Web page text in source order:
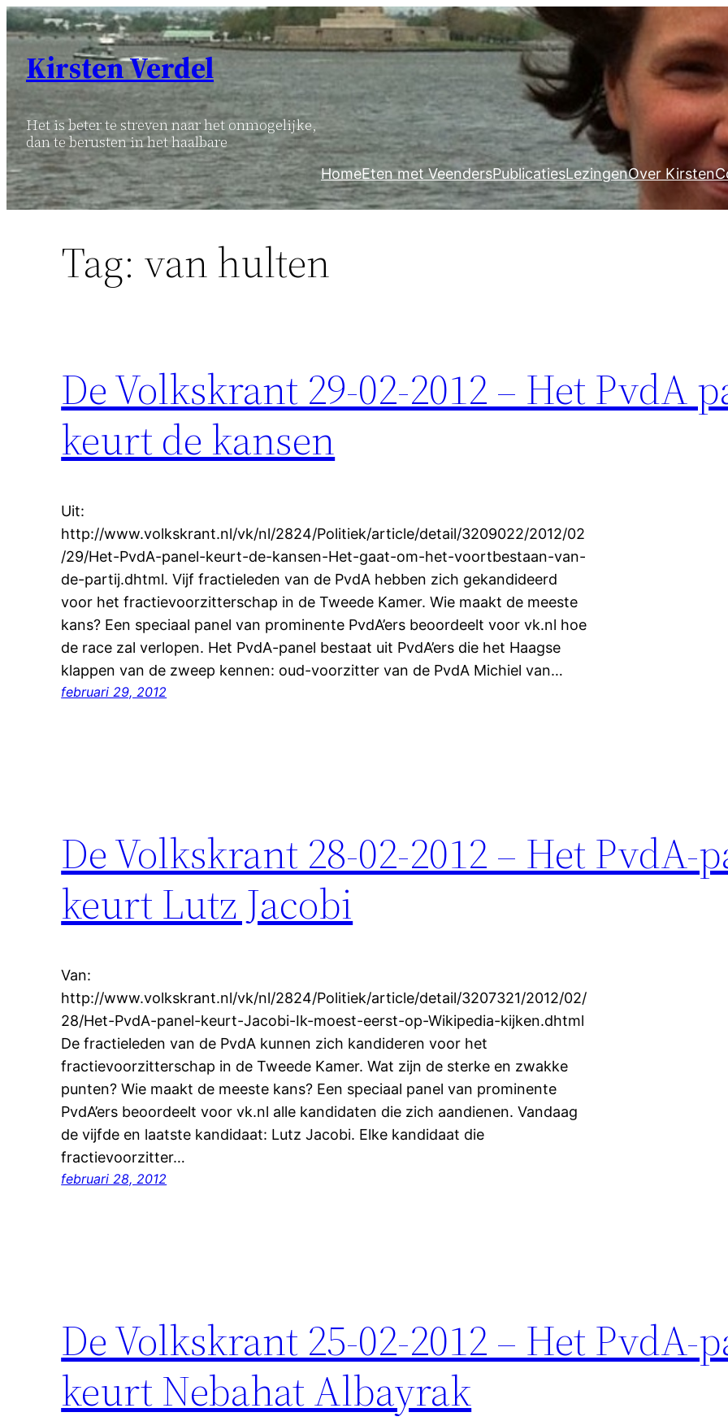
Ga
naar
inhoud
Kirsten Verdel
Het is beter te streven naar het onmogelijke,
dan te berusten in het haalbare
HomeEten met VeendersPublicatiesLezingenOver Kirsten
Tag: van hulten
De Volkskrant 29-02-2012 – Het PvdA
keurt de kansen
Uit:
http://www.volkskrant.nl/vk/nl/2824/Politiek/article/detail/3209022/2012/02
/29/Het-PvdA-panel-keurt-de-kansen-Het-gaat-om-het-voortbestaan-van-
de-partij.dhtml. Vijf fractieleden van de PvdA hebben zich gekandideerd
voor het fractievoorzitterschap in de Tweede Kamer. Wie maakt de meeste
kans? Een speciaal panel van prominente PvdA’ers beoordeelt voor vk.nl hoe
de race zal verlopen. Het PvdA-panel bestaat uit PvdA’ers die het Haagse
klappen van de zweep kennen: oud-voorzitter van de PvdA Michiel van…
februari 29, 2012
De Volkskrant 28-02-2012 – Het PvdA-
keurt Lutz Jacobi
Van:
http://www.volkskrant.nl/vk/nl/2824/Politiek/article/detail/3207321/2012/02/
28/Het-PvdA-panel-keurt-Jacobi-Ik-moest-eerst-op-Wikipedia-kijken.dhtml
De fractieleden van de PvdA kunnen zich kandideren voor het
fractievoorzitterschap in de Tweede Kamer. Wat zijn de sterke en zwakke
punten? Wie maakt de meeste kans? Een speciaal panel van prominente
PvdA’ers beoordeelt voor vk.nl alle kandidaten die zich aandienen. Vandaag
de vijfde en laatste kandidaat: Lutz Jacobi. Elke kandidaat die
fractievoorzitter…
februari 28, 2012
De Volkskrant 25-02-2012 – Het PvdA-
keurt Nebahat Albayrak